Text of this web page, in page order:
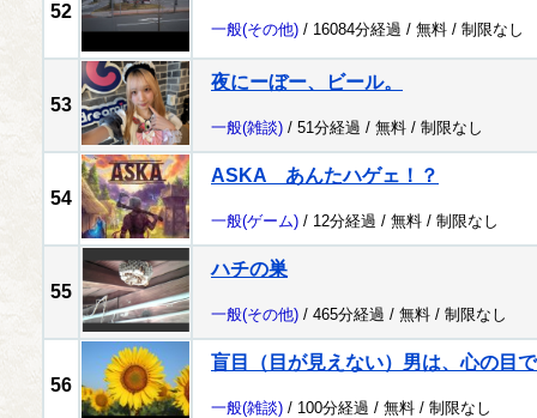
52
一般(その他) / 16084分経過 / 無料 / 制限なし
53
夜にーぼー、ビール。
一般(雑談) / 51分経過 / 無料 / 制限なし
54
ASKA あんたハゲェ！？
一般(ゲーム) / 12分経過 / 無料 / 制限なし
55
ハチの巣
一般(その他) / 465分経過 / 無料 / 制限なし
56
盲目（目が見えない）男は、心の目
一般(雑談) / 100分経過 / 無料 / 制限なし